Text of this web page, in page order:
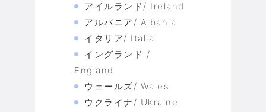
アイルランド/ Ireland
アルバニア/ Albania
イタリア/ Italia
イングランド /
England
ウェールズ/ Wales
ウクライナ/ Ukraine